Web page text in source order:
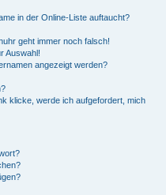
in der Online-Liste auftaucht?
geht immer noch falsch!
Auswahl!
angezeigt werden?
klicke, werde ich aufgefordert, mich